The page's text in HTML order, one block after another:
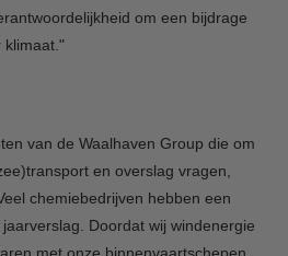
om een bijdrage
klimaat."
van de Waalhaven Group die om
en overslag vragen,
chemiebedrijven hebben een
Doordat wij windenergie